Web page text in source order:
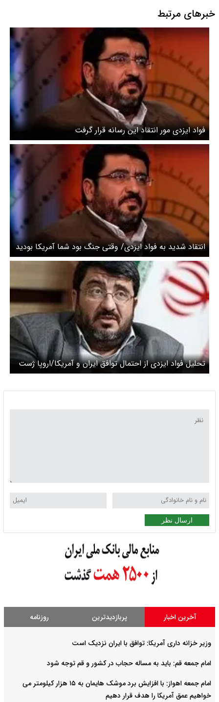
خبرهای مرتبط
فواد ایزدی مور انتقاد این رسانه قرار گرفت
انتقاد شدید به فواد ایزدی/ وقتی جنگ بود شما آمریکا بودید
تحلیل فواد ایزدی از احتمال توافق ایران و آمریکا/اروپا ژست‌
خود را کنار گذاشته است
ارسال نظر
آخرین اخبار پربازدیدترین روزنامه
وزیر خزانه داری آمریکا: توافق با ایران نزدیک است
امام جمعه قم: باید به مساله حجاب در کشور و قم توجه شود
امام‌ جمعه اهواز: با افزایش برد موشک هایمان به ۱۵ هزار کیلومتر می
خواهیم عمق آمریکا را هدف قرار دهیم